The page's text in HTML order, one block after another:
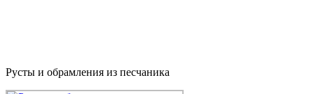
Русты и обрамления из песчаника